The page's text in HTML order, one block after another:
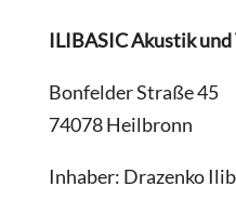
ILIBASIC Akustik und
Bonfelder Straße 45
74078 Heilbronn
Inhaber: Drazenko